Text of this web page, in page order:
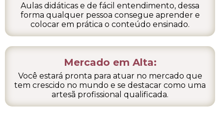
Aulas didáticas e de fácil entendimento, dessa
forma qualquer pessoa consegue aprender e
colocar em prática o conteúdo ensinado.
Mercado em Alta​:
Você estará pronta para atuar no mercado que
tem crescido no mundo e se destacar como uma
artesã profissional qualificada.